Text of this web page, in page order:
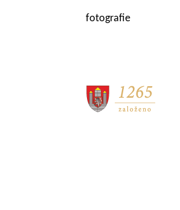
fotografie